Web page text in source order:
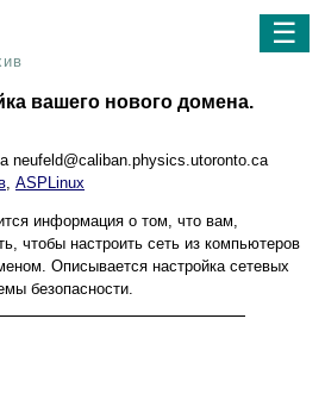
☰
вашего нового домена.
neufeld@caliban.physics.utoronto.ca
, ASPLinux
информация о том, что вам,
чтобы настроить сеть из компьютеров
Описывается настройка сетевых
безопасности.